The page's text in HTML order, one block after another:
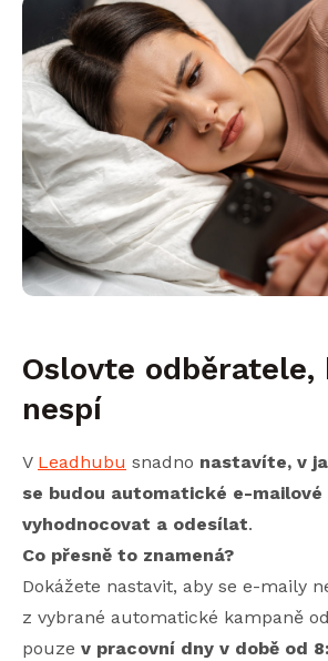
Oslovte odběratele,
nespí
V Leadhubu snadno nastavíte, v
se budou automatické e-mailové
vyhodnocovat a odesílat.
Co přesně to znamená?
Dokážete nastavit, aby se e-maily
z vybrané automatické kampaně
pouze v pracovní dny v době od